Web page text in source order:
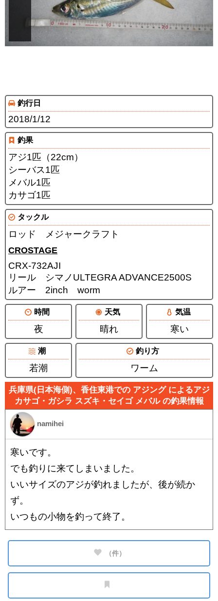
釣行日
2018/1/12
釣果
アジ1匹（22cm）
シーバス1匹
メバル1匹
カサゴ1匹
タックル
ロッド メジャークラフト
CROSTAGE
CRX-732AJI
リール シマノULTEGRA ADVANCE2500S
ルアー 2inch worm
時間
夜
天気
晴れ
気温
寒い
潮
若潮
釣り方
ワーム
兵庫県(日本海側)、香住東港での アジング によるアジ
カサゴ・ガシラ スズキ・セイゴ メバル の釣果情報
namihei
寒いです。
でも釣りに来てしまいました。
いいサイズのアジが釣れましたが、後が続か
ず。
いつもの小物を釣って終了。
（件）